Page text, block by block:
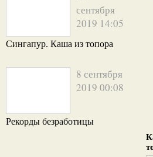
сентября
2019 14:05
Сингапур. Каша из топора
8 сентября
2019 00:08
Рекорды безработицы